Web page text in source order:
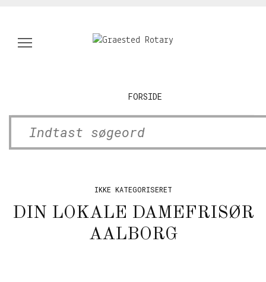
FORSIDE
IKKE KATEGORISERET
DIN LOKALE DAMEFRISØR
AALBORG